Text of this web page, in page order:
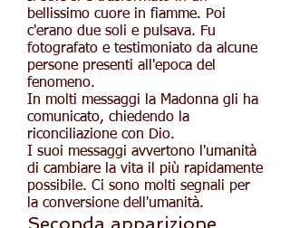
bellissimo cuore in fiamme. Poi
c'erano due soli e pulsava. Fu
fotografato e testimoniato da alcune
persone presenti all'epoca del
fenomeno.
In molti messaggi la Madonna gli ha
comunicato, chiedendo la
riconciliazione con Dio.
I suoi messaggi avvertono l'umanità
di cambiare la vita il più rapidamente
possibile. Ci sono molti segnali per
la conversione dell'umanità.
Seconda apparizione